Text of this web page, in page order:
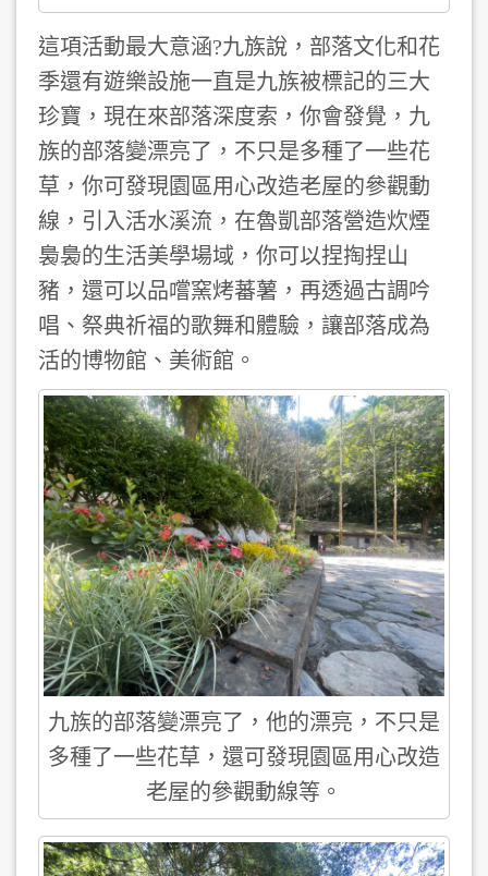
這項活動最大意涵?九族說，部落文化和花
季還有遊樂設施一直是九族被標記的三大
珍寶，現在來部落深度索，你會發覺，九
族的部落變漂亮了，不只是多種了一些花
草，你可發現園區用心改造老屋的參觀動
線，引入活水溪流，在魯凱部落營造炊煙
裊裊的生活美學場域，你可以捏掏捏山
豬，還可以品嚐窯烤蕃薯，再透過古調吟
唱、祭典祈福的歌舞和體驗，讓部落成為
活的博物館、美術館。
九族的部落變漂亮了，他的漂亮，不只是
多種了一些花草，還可發現園區用心改造
老屋的參觀動線等。